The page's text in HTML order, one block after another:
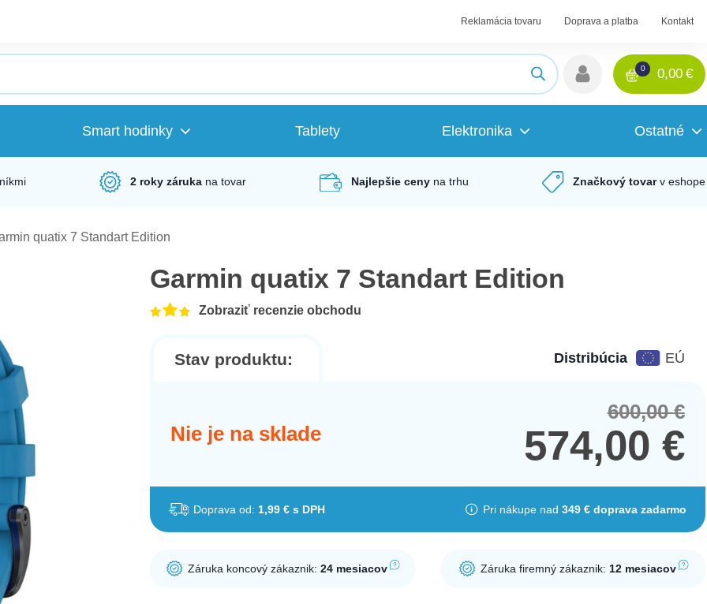
Reklamácia tovaru Doprava a platba Kontakt
0 0,00 €
Smart hodinky Tablety Elektronika Ostatné
2 roky záruka na tovar Najlepšie ceny na trhu Značkový tovar v eshope
quatix 7 Standart Edition
Garmin quatix 7 Standart Edition
Zobraziť recenzie obchodu
Stav produktu: Distribúcia EÚ
Nie je na sklade
600,00€
574,00 €
Doprava od: 1,99 € s DPH Pri nákupe nad 349 € doprava zadarmo
Záruka koncový zákaznik:24 mesiacov Záruka firemný zákaznik: 12 mesiacov